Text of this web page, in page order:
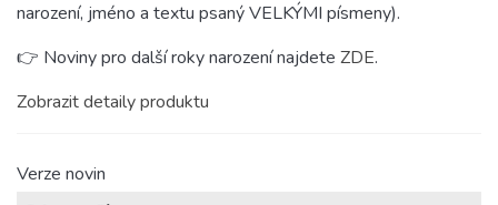
narození, jméno a textu psaný VELKÝMI písmeny).
👉 Noviny pro další roky narození najdete ZDE.
Zobrazit detaily produktu
Verze novin